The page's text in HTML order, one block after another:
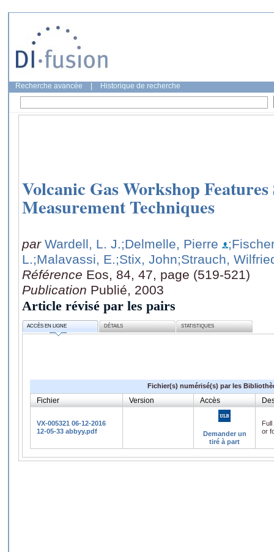
Recherche avancée Historique de recherche
Volcanic Gas Workshop
Measurement Techniques
par Wardell, L. J.;Delmelle, Pierre
L.;Malavassi, E.;Stix, John;Strauch,
Référence Eos, 84, 47, page (519-521)
Publication Publié, 2003
Article révisé par les pairs
ACCÈS EN LIGNE DÉTAILS STATISTIQUES
Fichier(s) numérisé(s) par les
Fichier Version Accès
VX-005321 06-12-2016
12-05-33 abbyy.pdf
Demander un
tiré à part
or